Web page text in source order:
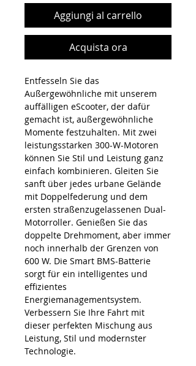
Aggiungi al carrello
Acquista ora
Entfesseln Sie das
Außergewöhnliche mit unserem
auffälligen eScooter, der dafür
gemacht ist, außergewöhnliche
Momente festzuhalten. Mit zwei
leistungsstarken 300-W-Motoren
können Sie Stil und Leistung ganz
einfach kombinieren. Gleiten Sie
sanft über jedes urbane Gelände
mit Doppelfederung und dem
ersten straßenzugelassenen Dual-
Motorroller. Genießen Sie das
doppelte Drehmoment, aber immer
noch innerhalb der Grenzen von
600 W. Die Smart BMS-Batterie
sorgt für ein intelligentes und
effizientes
Energiemanagementsystem.
Verbessern Sie Ihre Fahrt mit
dieser perfekten Mischung aus
Leistung, Stil und modernster
Technologie.